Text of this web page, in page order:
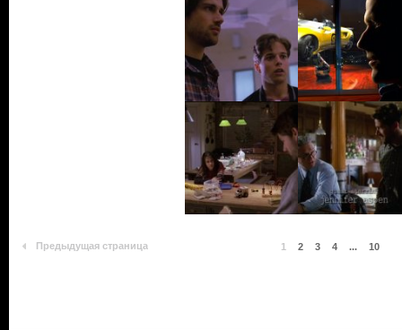
Предыдущая страница 1 2 3 4 ... 10